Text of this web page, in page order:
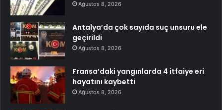
Ağustos 8, 2026
Antalya’da çok sayıda suç unsuru ele
geçirildi
Ağustos 8, 2026
Fransa’daki yangınlarda 4 itfaiye eri
hayatını kaybetti
Ağustos 8, 2026